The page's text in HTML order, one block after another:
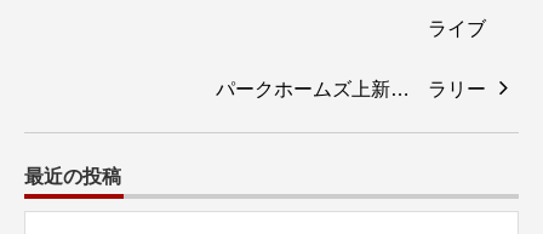
パークホームズ上新…
最近の投稿